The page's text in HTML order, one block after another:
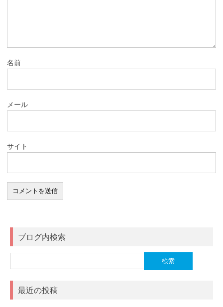
名前
メール
サイト
ブログ内検索
索:
最近の投稿